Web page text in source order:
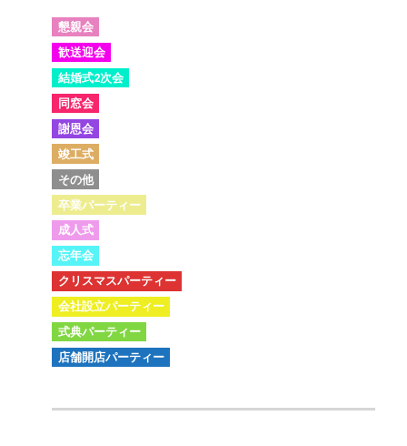
懇親会
歓送迎会
結婚式2次会
同窓会
謝恩会
竣工式
その他
卒業パーティー
成人式
忘年会
クリスマスパーティー
会社設立パーティー
式典パーティー
店舗開店パーティー